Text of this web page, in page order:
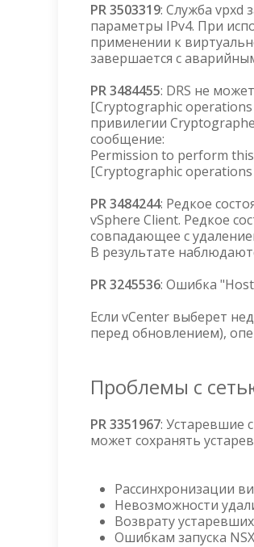
PR 3503319: Служба vpxd
параметры IPv4. При
применении к
завершается с
PR 3484455: DRS не
[Cryptographic operations
привилегии
сообщение:
Permission to perform
[Cryptographic
PR 3484244: Редкое
vSphere Client. Редкое
совпадающее с
В результате
PR 3245536: Ошибка "Host
Если vCenter выберет
перед обновлением),
Проблемы с
PR 3351967: Устаревшие
может сохранять
Рассинхронизации
Невозможности
Возврату
Ошибкам запуска